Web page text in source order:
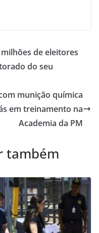
de eleitores
do seu
munição química
em treinamento na
Academia da PM
também